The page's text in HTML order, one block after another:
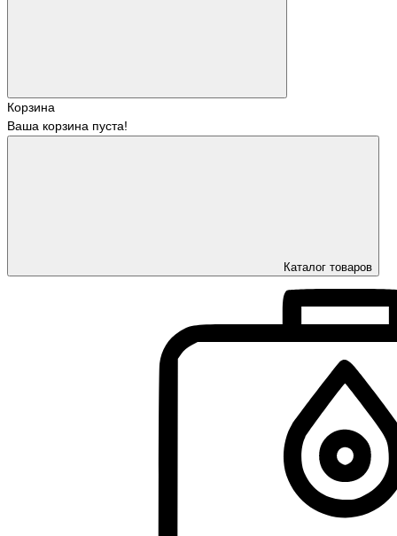
Корзина
Ваша корзина пуста!
Каталог товаров